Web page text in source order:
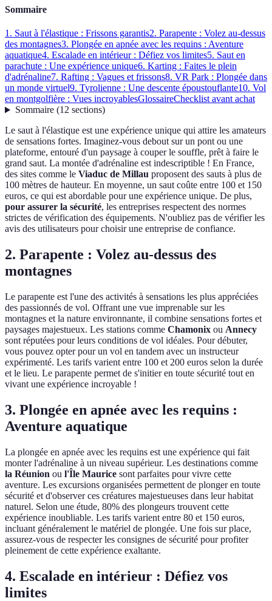
Sommaire
1. Saut à l'élastique : Frissons garantis2. Parapente : Volez au-dessus
des montagnes3. Plongée en apnée avec les requins : Aventure
aquatique4. Escalade en intérieur : Défiez vos limites5. Saut en
parachute : Une expérience unique6. Karting : Faites le plein
d'adrénaline7. Rafting : Vagues et frissons8. VR Park : Plongée dans
un monde virtuel9. Tyrolienne : Une descente époustouflante10. Vol
en montgolfière : Vues incroyablesGlossaireChecklist avant achat
Sommaire(12 sections)
Le saut à l'élastique est une expérience unique qui attire les amateurs
de sensations fortes. Imaginez-vous debout sur un pont ou une
plateforme, entouré d'un paysage à couper le souffle, prêt à faire le
grand saut. La montée d'adrénaline est indescriptible ! En France,
des sites comme le Viaduc de Millau proposent des sauts à plus de
100 mètres de hauteur. En moyenne, un saut coûte entre 100 et 150
euros, ce qui est abordable pour une expérience unique. De plus,
pour assurer la sécurité, les entreprises respectent des normes
strictes de vérification des équipements. N'oubliez pas de vérifier les
avis des utilisateurs pour choisir une entreprise de confiance.
2. Parapente : Volez au-dessus des
montagnes
Le parapente est l'une des activités à sensations les plus appréciées
des passionnés de vol. Offrant une vue imprenable sur les
montagnes et la nature environnante, il combine sensations fortes et
paysages majestueux. Les stations comme Chamonix ou Annecy
sont réputées pour leurs conditions de vol idéales. Pour débuter,
vous pouvez opter pour un vol en tandem avec un instructeur
expérimenté. Les tarifs varient entre 100 et 200 euros selon la durée
et le lieu. Le parapente permet de s'initier en toute sécurité tout en
vivant une expérience incroyable !
3. Plongée en apnée avec les requins :
Aventure aquatique
La plongée en apnée avec les requins est une expérience qui fait
monter l'adrénaline à un niveau supérieur. Les destinations comme
la Réunion ou l'Île Maurice sont parfaites pour vivre cette
aventure. Les excursions organisées permettent de plonger en toute
sécurité et d'observer ces créatures majestueuses dans leur habitat
naturel. Selon une étude, 80% des plongeurs trouvent cette
expérience inoubliable. Les tarifs varient entre 80 et 150 euros,
incluant généralement le matériel de plongée. Une fois sur place,
assurez-vous de respecter les consignes de sécurité pour profiter
pleinement de cette expérience exaltante.
4. Escalade en intérieur : Défiez vos
limites